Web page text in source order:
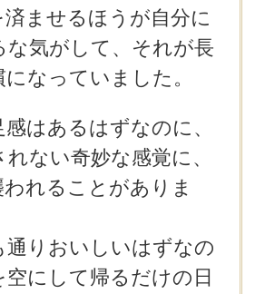
ませるほうが自分に
な気がして、それが長
なっていました。
はあるはずなのに、
ない奇妙な感覚に、
れることがありま
通りおいしいはずなの
空にして帰るだけの日